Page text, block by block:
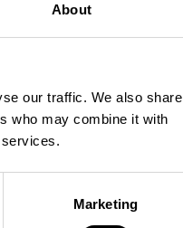
About
our traffic. We also share
who may combine it with
Marketing